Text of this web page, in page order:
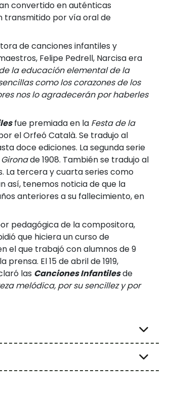
convertido en auténticas
transmitido por vía oral de
de canciones infantiles y
Felipe Pedrell, Narcisa era
la educación elemental de la
como los corazones de los
nos lo agradecerán por haberles
fue premiada en la Festa de la
el Orfeó Català. Se tradujo al
doce ediciones. La segunda serie
de 1908. También se tradujo al
La tercera y cuarta series como
así, tenemos noticia de que la
anteriores a su fallecimiento, en
pedagógica de la compositora,
que hiciera un curso de
el que trabajó con alumnos de 9
El 15 de abril de 1919,
las Canciones Infantilesde
melódica, por su sencillez y por